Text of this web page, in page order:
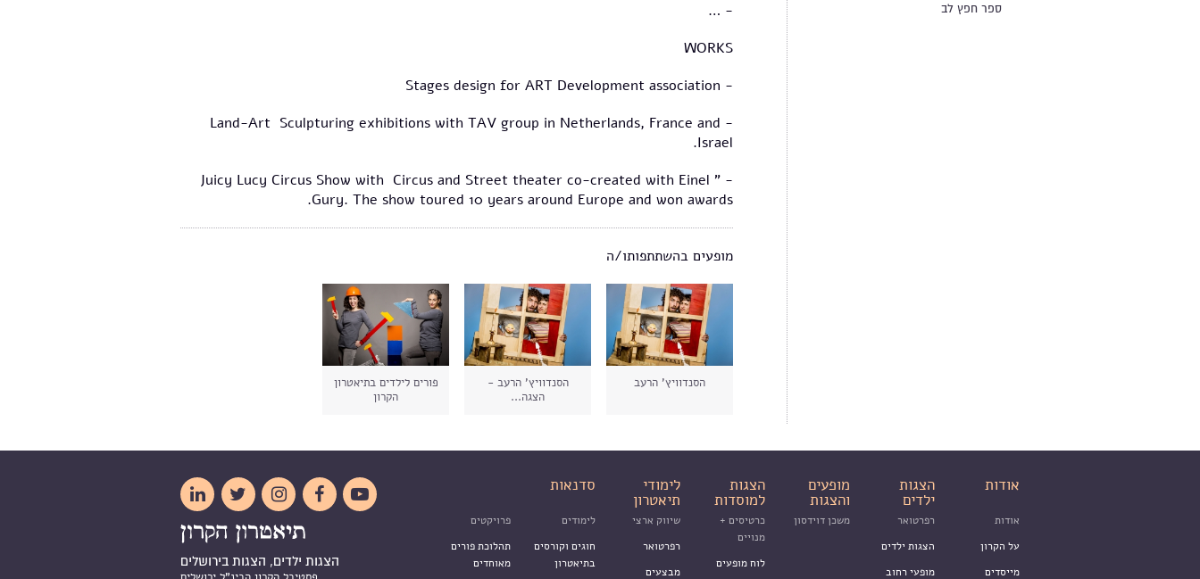
ספר חפץ לב
- …
WORKS
- Stages design for ART Development association
- Land-Art Sculpturing exhibitions with TAV group in Netherlands, France and
Israel.
- " Juicy Lucy Circus Show with Circus and Street theater co-created with Einel
Gury. The show toured 10 years around Europe and won awards.
מופעים בהשתתפותו/ה
הסנדוויץ' הרעב
הסנדוויץ' הרעב -
הצגה...
פורים לילדים בתיאטרון
הקרון
אודות הצגות
ילדים
מופעים
והצגות
הצגות
למוסדות
לימודי
תיאטרון
סדנאות
אודות
על הקרון
מייסדים
רפרטואר
הצגות ילדים
מופעי רחוב
משכן דוידסון
כרטיסים +
מנויים
לוח מופעים
שיווק ארצי
רפרטואר
מבצעים
לימודים
חוגים וקורסים
בתיאטרון
פרויקטים
תהלוכת פורים
מאוחדים





הצגות ילדים, הצגות בירושלים